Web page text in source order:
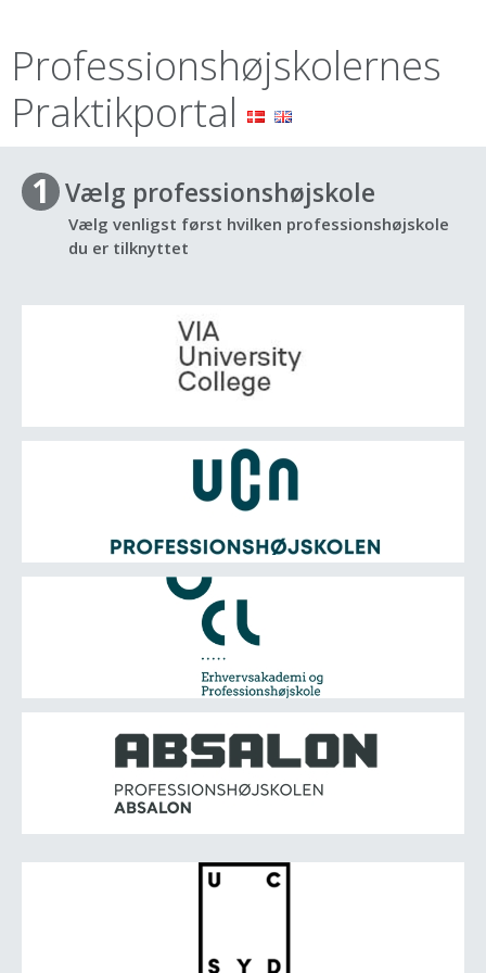
Professionshøjskolernes
Praktikportal
1 Vælg professionshøjskole
Vælg venligst først hvilken professionshøjskole
du er tilknyttet